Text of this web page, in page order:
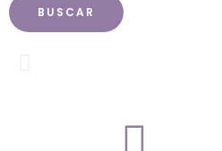
BUSCAR